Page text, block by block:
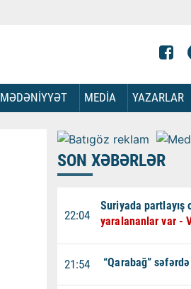
MƏDƏNİYYƏT MEDİA YAZARLAR
SON XƏBƏRLƏR
22:04
Suriyada partlayış
yaralananlar var -
21:54 “Qarabağ”